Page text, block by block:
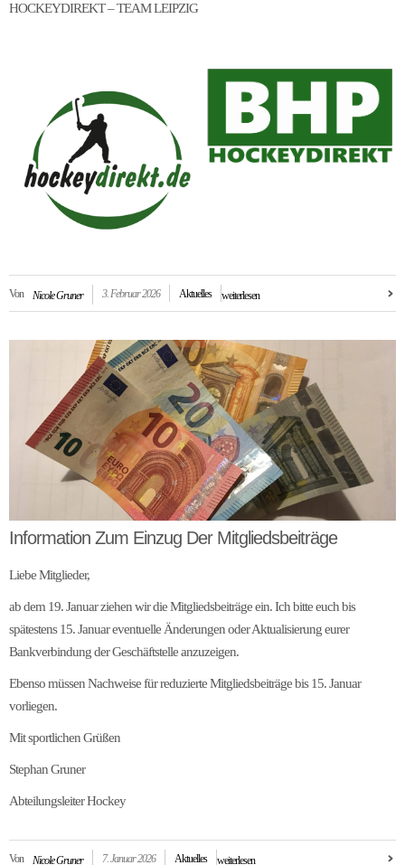
HOCKEYDIREKT – TEAM LEIPZIG
Von Nicole Gruner 3. Februar 2026 Aktuelles weiterlesen
Information Zum Einzug Der Mitgliedsbeiträge
Liebe Mitglieder,
ab dem 19. Januar ziehen wir die Mitgliedsbeiträge ein. Ich bitte euch bis
spätestens 15. Januar eventuelle Änderungen oder Aktualisierung eurer
Bankverbindung der Geschäftstelle anzuzeigen.
Ebenso müssen Nachweise für reduzierte Mitgliedsbeiträge bis 15. Januar
vorliegen.
Mit sportlichen Grüßen
Stephan Gruner
Abteilungsleiter Hockey
Von Nicole Gruner 7. Januar 2026 Aktuelles weiterlesen